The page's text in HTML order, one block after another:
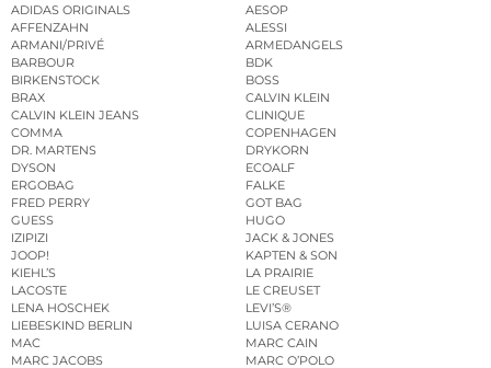
ADIDAS ORIGINALS
AESOP
AFFENZAHN
ALESSI
ARMANI/PRIVÉ
ARMEDANGELS
BARBOUR
BDK
BIRKENSTOCK
BOSS
BRAX
CALVIN KLEIN
CALVIN KLEIN JEANS
CLINIQUE
COMMA
COPENHAGEN
DR. MARTENS
DRYKORN
DYSON
ECOALF
ERGOBAG
FALKE
FRED PERRY
GOT BAG
GUESS
HUGO
IZIPIZI
JACK & JONES
JOOP!
KAPTEN & SON
KIEHL’S
LA PRAIRIE
LACOSTE
LE CREUSET
LENA HOSCHEK
LEVI’S®
LIEBESKIND BERLIN
LUISA CERANO
MAC
MARC CAIN
MARC JACOBS
MARC O’POLO